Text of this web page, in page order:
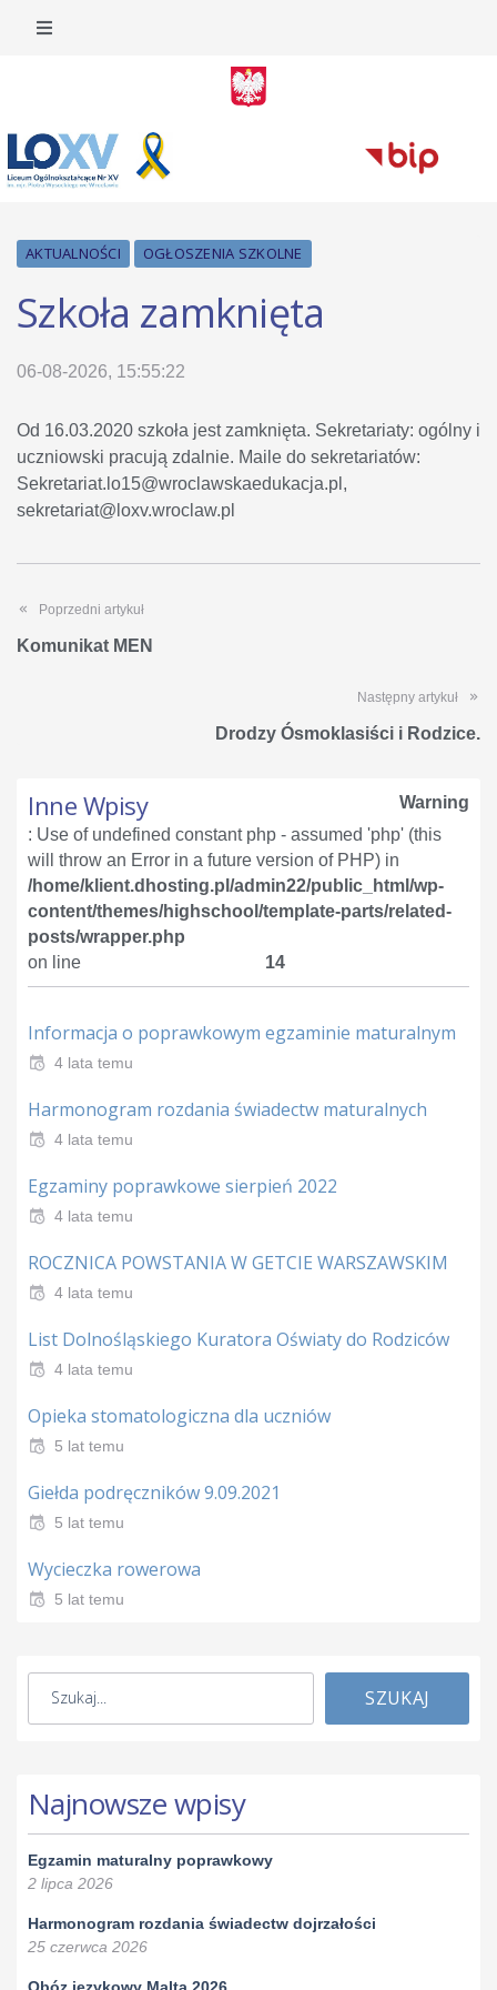
AKTUALNOŚCI OGŁOSZENIA SZKOLNE
Szkoła zamknięta
06-08-2026, 15:55:22
Od 16.03.2020 szkoła jest zamknięta. Sekretariaty: ogólny i
uczniowski pracują zdalnie. Maile do sekretariatów:
Sekretariat.lo15@wroclawskaedukacja.pl,
sekretariat@loxv.wroclaw.pl
Poprzedni artykuł
Komunikat MEN
Następny artykuł
Drodzy Ósmoklasiści i Rodzice.
Inne Wpisy
Warning
: Use of undefined constant php - assumed 'php' (this
will throw an Error in a future version of PHP) in
/home/klient.dhosting.pl/admin22/public_html/wp-
content/themes/highschool/template-parts/related-
posts/wrapper.php
on line
14
Informacja o poprawkowym egzaminie maturalnym
4 lata temu
Harmonogram rozdania świadectw maturalnych
4 lata temu
Egzaminy poprawkowe sierpień 2022
4 lata temu
ROCZNICA POWSTANIA W GETCIE WARSZAWSKIM
4 lata temu
List Dolnośląskiego Kuratora Oświaty do Rodziców
4 lata temu
Opieka stomatologiczna dla uczniów
5 lat temu
Giełda podręczników 9.09.2021
5 lat temu
Wycieczka rowerowa
5 lat temu
SZUKAJ
Najnowsze wpisy
Egzamin maturalny poprawkowy
2 lipca 2026
Harmonogram rozdania świadectw dojrzałości
25 czerwca 2026
Obóz językowy Malta 2026